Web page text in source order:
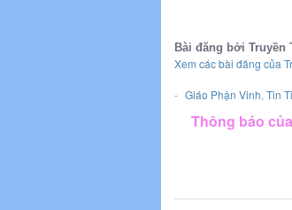
Bài đăng bởi Truyền
Xem các bài đăng của
- Giáo Phận Vinh, Tin
Thông báo